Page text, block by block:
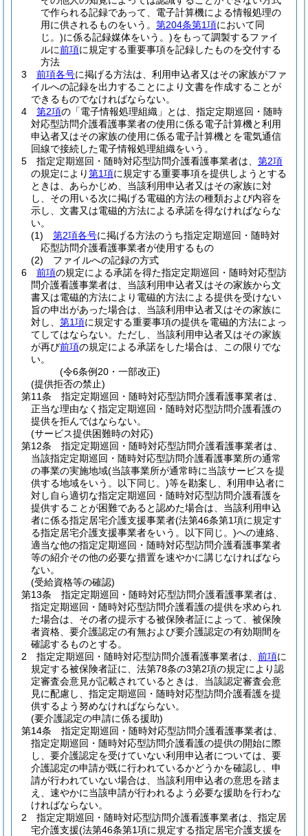
で作られる記録であって、電子計算機による情報処理の
用に供されるものをいう。 第204条第1項において同
じ。)に係る記録媒体をいう。)をもって調製するファイ
ルに前項に規定する重要事項を記録したものを交付する
方法
3
前項各号に掲げる方法は、利用申込者又はその家族がファ
イルへの記録を出力することにより文書を作成することが
できるものでなければならない。
4
第2項の「電子情報処理組織」とは、指定定期巡回・随時
対応型訪問介護看護事業者の使用に係る電子計算機と利用
申込者又はその家族の使用に係る電子計算機とを電気通信
回線で接続した電子情報処理組織をいう。
5
指定定期巡回・随時対応型訪問介護看護事業者は、 第2項
の規定により第1項に規定する重要事項を提供しようとする
ときは、あらかじめ、当該利用申込者又はその家族に対
し、その用いる次に掲げる電磁的方法の種類および内容を
示し、文書又は電磁的方法による承諾を得なければならな
い。
(1)
第2項各号に掲げる方法のうち指定定期巡回・随時対
応型訪問介護看護事業者が使用するもの
(2)
ファイルへの記録の方式
6
前項の規定による承諾を得た指定定期巡回・随時対応型訪
問介護看護事業者は、当該利用申込者又はその家族から文
書又は電磁的方法により電磁的方法による提供を受けない
旨の申出があった場合は、当該利用申込者又はその家族に
対し、 第1項に規定する重要事項の提供を電磁的方法によっ
てしてはならない。 ただし、当該利用申込者又はその家族
が再び前項の規定による承諾をした場合は、この限りでな
い。
(令6条例20・一部改正)
(提供拒否の禁止)
第11条
指定定期巡回・随時対応型訪問介護看護事業者は、
正当な理由なく指定定期巡回・随時対応型訪問介護看護の
提供を拒んではならない。
(サービス提供困難時の対応)
第12条
指定定期巡回・随時対応型訪問介護看護事業者は、
当該指定定期巡回・随時対応型訪問介護看護事業所の通常
の事業の実施地域(当該事業所が通常時に当該サービスを提
供する地域をいう。以下同じ。)等を勘案し、利用申込者に
対し自ら適切な指定定期巡回・随時対応型訪問介護看護を
提供することが困難であると認めた場合は、当該利用申込
者に係る指定居宅介護支援事業者(法第46条第1項に規定す
る指定居宅介護支援事業者をいう。以下同じ。)への連絡、
適当な他の指定定期巡回・随時対応型訪問介護看護事業者
等の紹介その他の必要な措置を速やかに講じなければなら
ない。
(受給資格等の確認)
第13条
指定定期巡回・随時対応型訪問介護看護事業者は、
指定定期巡回・随時対応型訪問介護看護の提供を求められ
た場合は、その者の提示する被保険者証によって、被保険
者資格、要介護認定の有無および要介護認定の有効期間を
確認するものとする。
2
指定定期巡回・随時対応型訪問介護看護事業者は、 前項に
規定する被保険者証に、法第78条の3第2項の規定により認
定審査会意見が記載されているときは、当該認定審査会意
見に配慮し、指定定期巡回・随時対応型訪問介護看護を提
供するよう努めなければならない。
(要介護認定の申請に係る援助)
第14条
指定定期巡回・随時対応型訪問介護看護事業者は、
指定定期巡回・随時対応型訪問介護看護の提供の開始に際
し、要介護認定を受けていない利用申込者については、要
介護認定の申請が既に行われているかどうかを確認し、申
請が行われていない場合は、当該利用申込者の意思を踏ま
え、速やかに当該申請が行われるよう必要な援助を行わな
ければならない。
2
指定定期巡回・随時対応型訪問介護看護事業者は、指定居
宅介護支援(法第46条第1項に規定する指定居宅介護支援を